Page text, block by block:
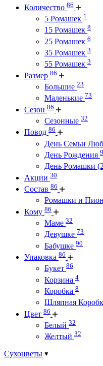
Количество 86
5 Ромашек 1
15 Ромашек 8
25 Ромашек 6
35 Ромашек 3
55 Ромашек 3
Размер 86
Большие 23
Маленькие 73
Сезон 86
Сезонные 32
Повод 86
День Семьи
День Рождения
День Ромашки
Акции 30
Состав 86
Ромашки и
Кому 86
Маме 32
Девушке 73
Бабушке 90
Упаковка 86
Букет 86
Корзина 4
Коробка 8
Шляпная
Цвет 86
Белый 32
Желтый 32
Сухоцветы